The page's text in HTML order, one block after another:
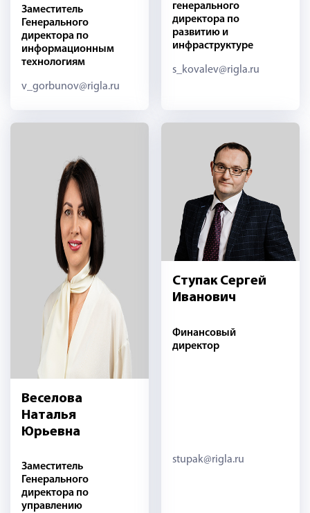
Заместитель
Генерального
директора по
информационным
технологиям
v_gorbunov@rigla.ru
генерального
директора по
развитию и
инфраструктуре
s_kovalev@rigla.ru
Веселова
Наталья
Юрьевна
Заместитель
Генерального
директора по
управлению
Ступак Сергей
Иванович
Финансовый
директор
stupak@rigla.ru